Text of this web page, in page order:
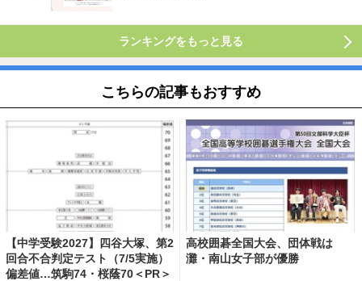
ランキングをもっと見る
こちらの記事もおすすめ
【中学受験2027】四谷大塚、第2
回合不合判定テスト（7/5実施）
偏差値…筑駒74・桜蔭70＜PR＞
高校囲碁全国大会、団体戦は
灘・南山女子部が優勝